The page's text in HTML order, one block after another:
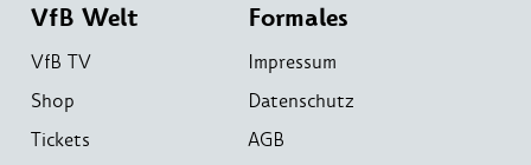
VfB Welt
VfB TV
Shop
Tickets
Formales
Impressum
Datenschutz
AGB